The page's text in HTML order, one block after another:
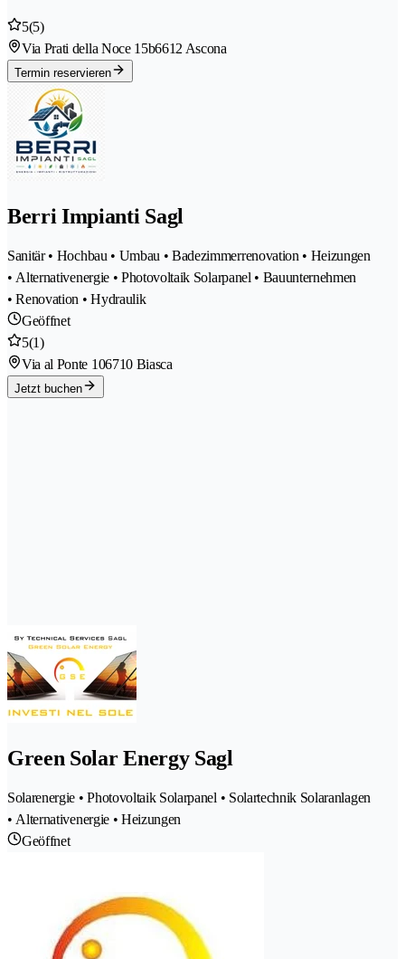
5(5)
Via Prati della Noce 15b6612 Ascona
Termin reservieren
Berri Impianti Sagl
Sanitär • Hochbau • Umbau • Badezimmerrenovation • Heizungen
• Alternativenergie • Photovoltaik Solarpanel • Bauunternehmen
• Renovation • Hydraulik
Geöffnet
5(1)
Via al Ponte 106710 Biasca
Jetzt buchen
Green Solar Energy Sagl
Solarenergie • Photovoltaik Solarpanel • Solartechnik Solaranlagen
• Alternativenergie • Heizungen
Geöffnet